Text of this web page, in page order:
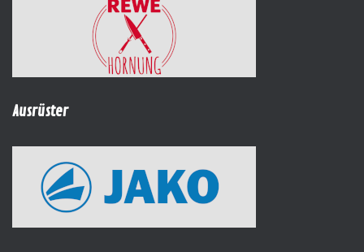
Ausrüster